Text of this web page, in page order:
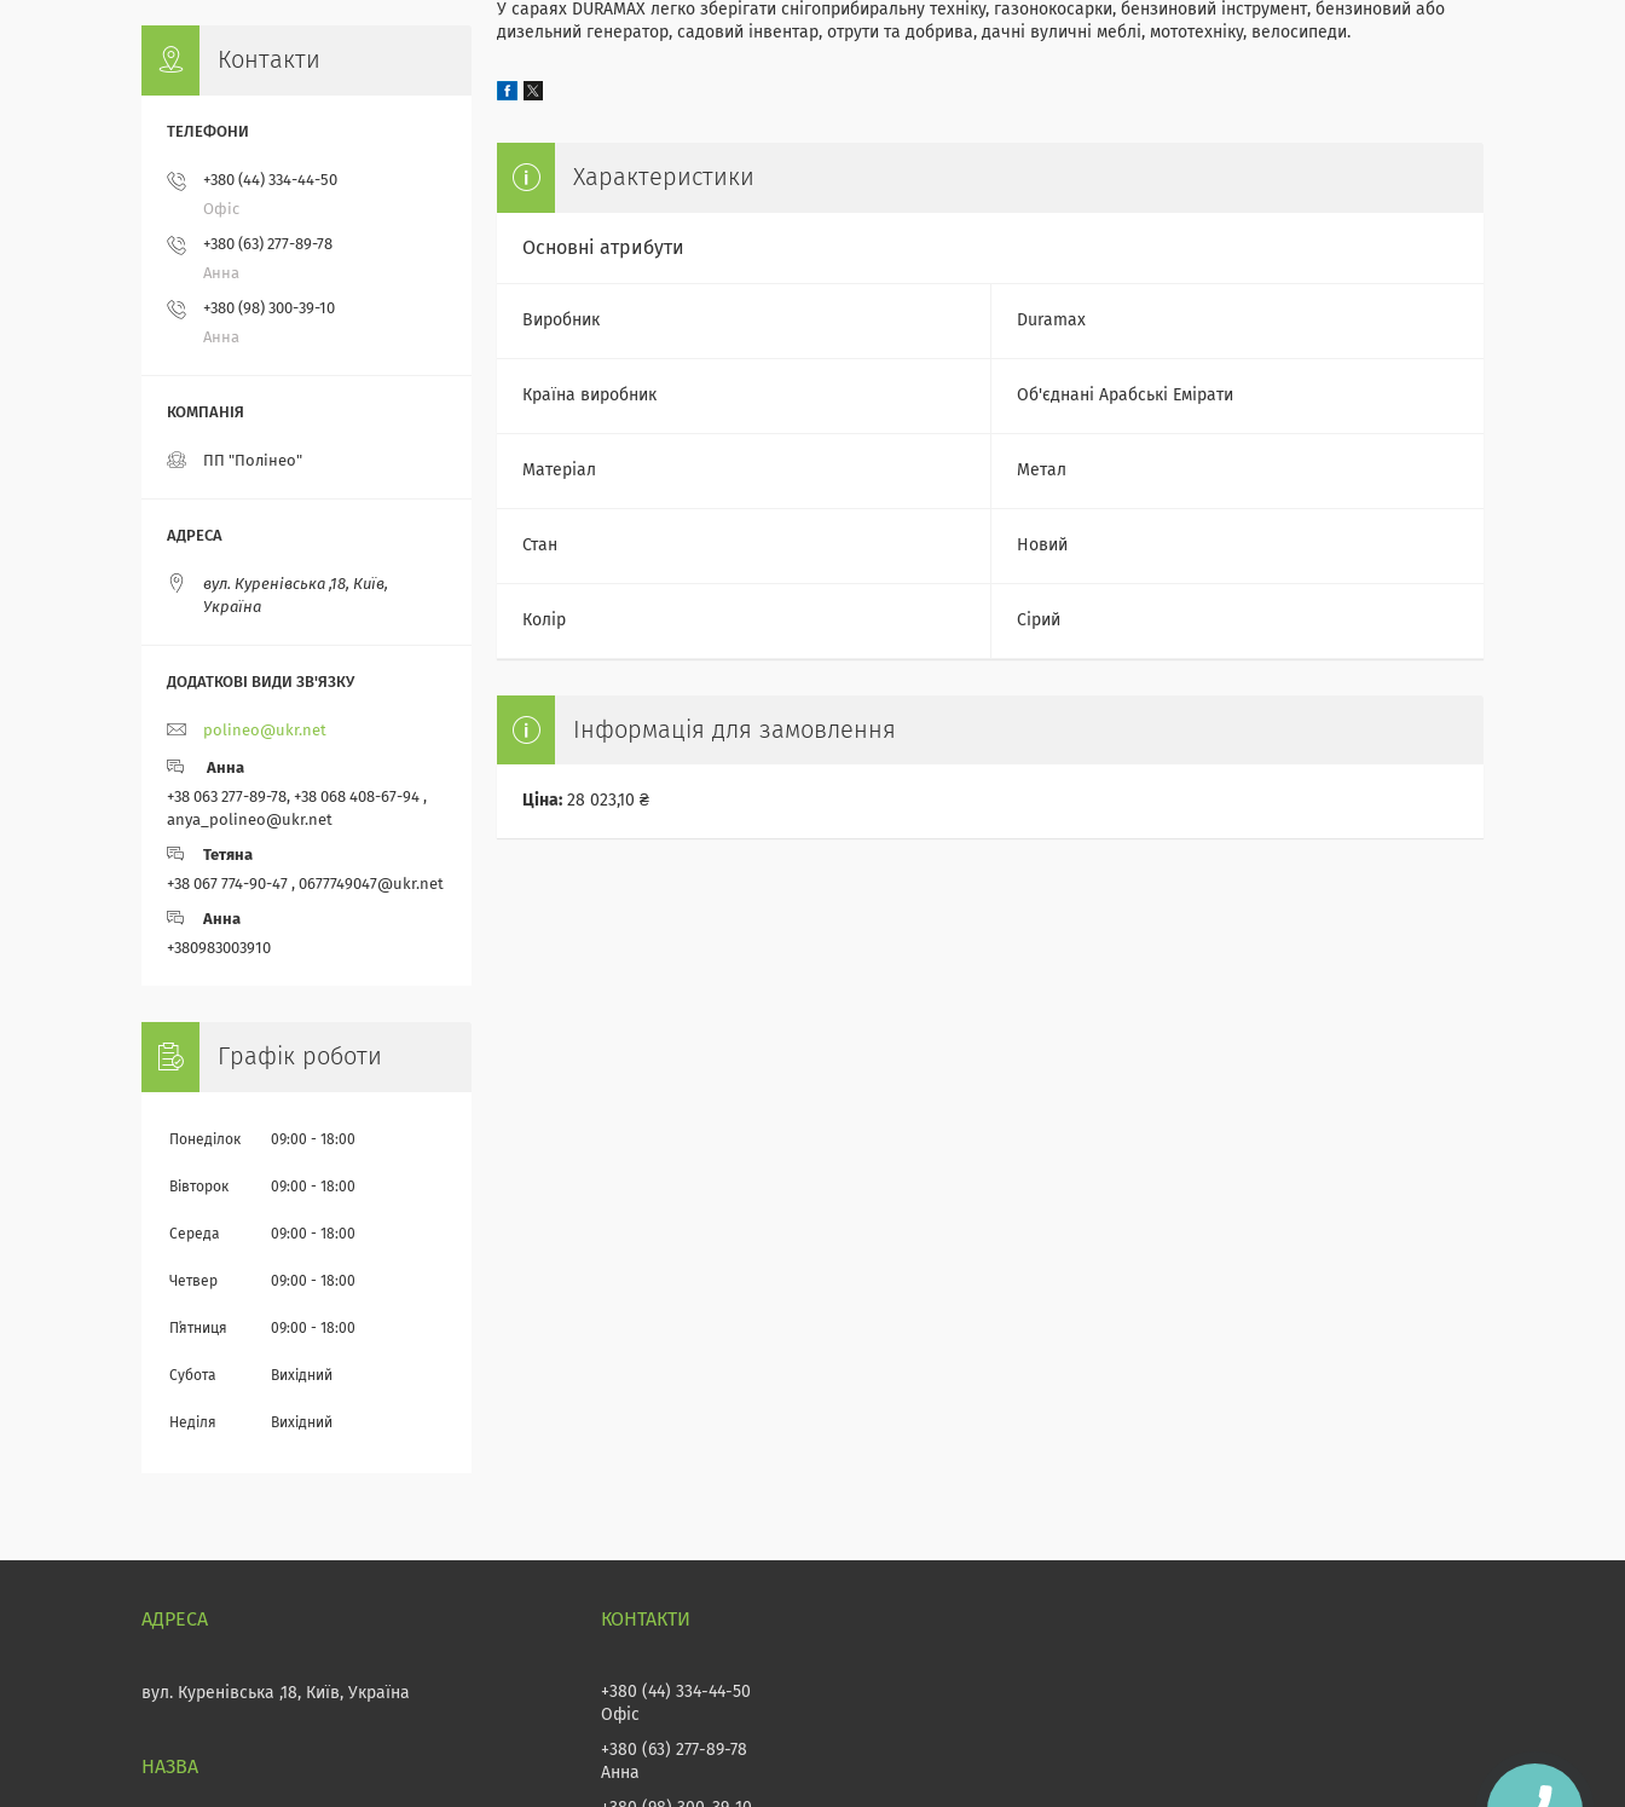
У сараях DURAMAX легко зберігати снігоприбиральну техніку, газонокосарки, бензиновий інструмент, бензиновий або
дизельний генератор, садовий інвентар, отрути та добрива, дачні вуличні меблі, мототехніку, велосипеди.
Характеристики
Основні атрибути
Виробник Duramax
Країна виробник Об'єднані Арабські Емірати
Матеріал Метал
Стан Новий
Колір Сірий
Інформація для замовлення
Ціна: 28 023,10 ₴
Контакти
+380 (44) 334-44-50
Офіс
+380 (63) 277-89-78
Анна
+380 (98) 300-39-10
Анна
ПП "Полінео"
вул. Куренівська ,18, Київ,
Україна
polineo@ukr.net
Анна
+38 063 277-89-78, +38 068 408-67-94 ,
anya_polineo@ukr.net
Тетяна
+38 067 774-90-47 , 0677749047@ukr.net
Анна
+380983003910
Графік роботи
Понеділок 09:00 18:00
Вівторок 09:00 18:00
Середа 09:00 18:00
Четвер 09:00 18:00
Пʼятниця 09:00 18:00
Субота Вихідний
Неділя Вихідний
вул. Куренівська ,18, Київ, Україна
+380 (44) 334-44-50
Офіс
+380 (63) 277-89-78
Анна